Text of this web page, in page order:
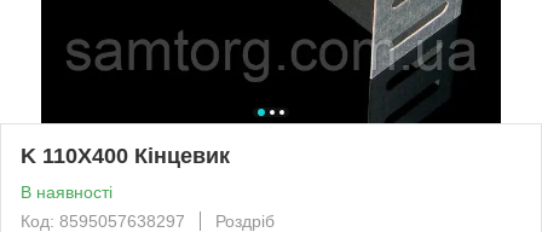
K 110X400 Кінцевик
В наявності
Код: 8595057638297
Роздріб